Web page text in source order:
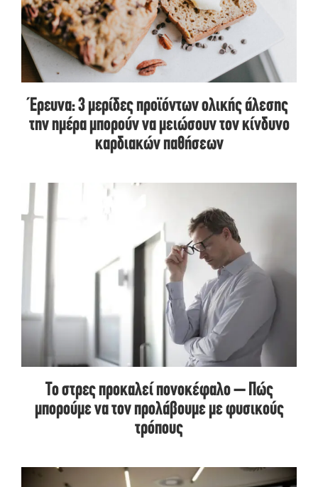
Έρευνα: 3 μερίδες προϊόντων ολικής άλεσης
την ημέρα μπορούν να μειώσουν τον κίνδυνο
καρδιακών παθήσεων
Το στρες προκαλεί πονοκέφαλο – Πώς
μπορούμε να τον προλάβουμε με φυσικούς
τρόπους